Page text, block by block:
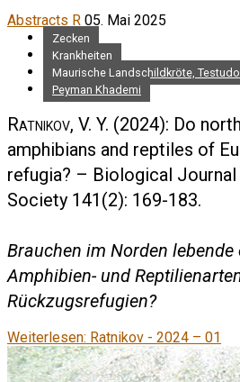
Abstracts R 05. Mai 2025
Zecken
Krankheiten
Maurische Landschildkröte,
Peyman Khademi
Ratnikov, V. Y. (2024): Do
amphibians and reptiles of
refugia? – Biological Journal
Society 141(2): 169-183.
Brauchen im Norden lebende
Amphibien- und
Rückzugsrefugien?
Weiterlesen: Ratnikov - 2024 – 01